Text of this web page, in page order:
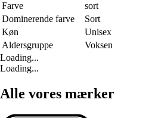
Farve
sort
Dominerende farve
Sort
Køn
Unisex
Aldersgruppe
Voksen
Loading...
Loading...
Alle vores mærker